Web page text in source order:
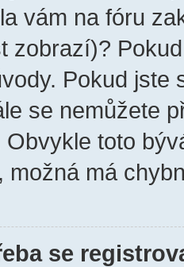
vám na fóru
zobrazí)?
Pokud jste
se nemůžete
Obvykle toto
možná má
se